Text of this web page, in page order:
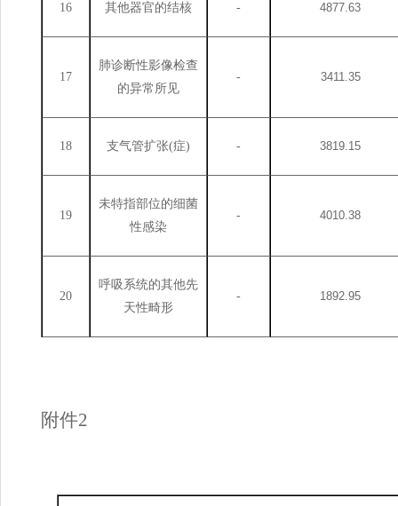
16 其他器官的结核 - 4877.63
17
肺诊断性影像检查
的异常所见
- 3411.35
18 支气管扩张(症) - 3819.15
19
未特指部位的细菌
性感染
- 4010.38
20
呼吸系统的其他先
天性畸形
- 1892.95
附件2